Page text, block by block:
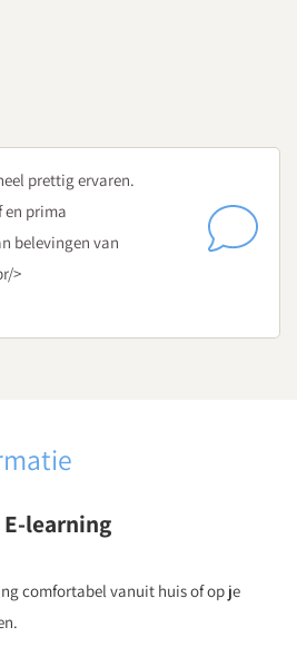
prettig ervaren.
en prima
belevingen van
>
learning
comfortabel vanuit huis of op je